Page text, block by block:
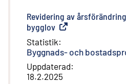
Revidering av
bygglov Extern länk
Statistik:
Byggnads- och
Uppdaterad:
18.2.2025